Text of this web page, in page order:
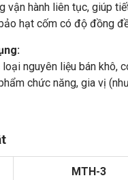
vận hành liên tục, giúp
hạt cốm có độ đồng
nguyên liệu bán khô,
chức năng, gia vị
MTH-3